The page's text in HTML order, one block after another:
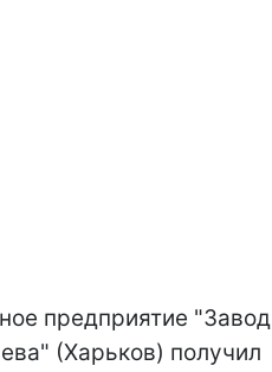
предприятие "Завод
(Харьков) получил